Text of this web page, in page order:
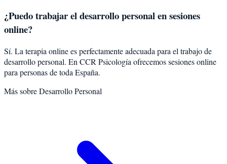
¿Puedo trabajar el desarrollo personal en sesiones
online?
Sí. La terapia online es perfectamente adecuada para el trabajo de
desarrollo personal. En CCR Psicología ofrecemos sesiones online
para personas de toda España.
Más sobreDesarrollo Personal